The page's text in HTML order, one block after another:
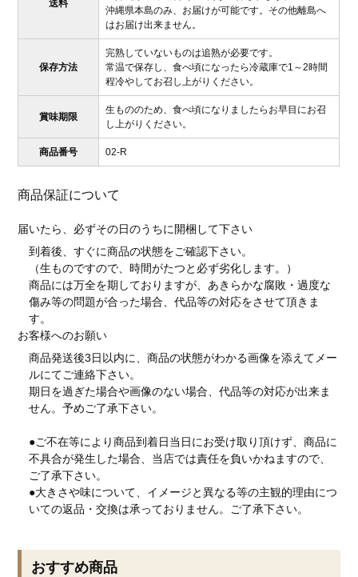
送料
沖縄県本島のみ、お届けが可能です。その他離島へ
はお届け出来ません。
保存方法
完熟していないものは追熟が必要です。
常温で保存し、食べ頃になったら冷蔵庫で1～2時間
程冷やしてお召し上がりください。
賞味期限
生もののため、食べ頃になりましたらお早目にお召
し上がりください。
商品番号 02-R
商品保証について
届いたら、必ずその日のうちに開梱して下さい
到着後、すぐに商品の状態をご確認下さい。
（生ものですので、時間がたつと必ず劣化します。）
商品には万全を期しておりますが、あきらかな腐敗・過度な
傷み等の問題が合った場合、代品等の対応をさせて頂きま
す。
お客様へのお願い
商品発送後3日以内に、商品の状態がわかる画像を添えてメー
ルにてご連絡下さい。
期日を過ぎた場合や画像のない場合、代品等の対応が出来ま
せん。予めご了承下さい。
●ご不在等により商品到着日当日にお受け取り頂けず、商品に
不具合が発生した場合、当店では責任を負いかねますので、
ご了承下さい。
●大きさや味について、イメージと異なる等の主観的理由につ
いての返品・交換は承っておりません。ご了承下さい。
おすすめ商品